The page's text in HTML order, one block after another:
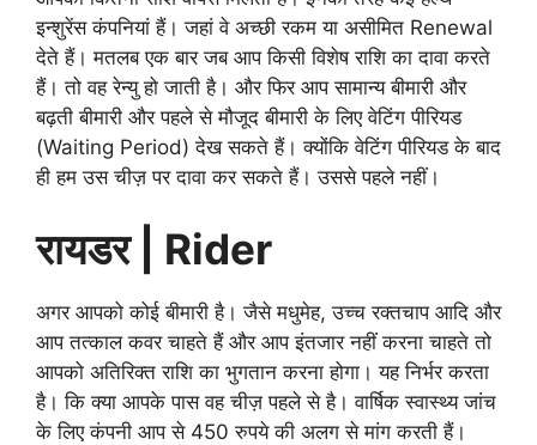
इन्शुरेंस कंपनियां हैं। जहां वे अच्छी रकम या असीमित Renewal
देते हैं। मतलब एक बार जब आप किसी विशेष राशि का दावा करते
हैं। तो वह रेन्यु हो जाती है। और फिर आप सामान्य बीमारी और
बढ़ती बीमारी और पहले से मौजूद बीमारी के लिए वेटिंग पीरियड
(Waiting Period) देख सकते हैं। क्योंकि वेटिंग पीरियड के बाद
ही हम उस चीज़ पर दावा कर सकते हैं। उससे पहले नहीं।
रायडर | Rider
अगर आपको कोई बीमारी है। जैसे मधुमेह, उच्च रक्तचाप आदि और
आप तत्काल कवर चाहते हैं और आप इंतजार नहीं करना चाहते तो
आपको अतिरिक्त राशि का भुगतान करना होगा। यह निर्भर करता
है। कि क्या आपके पास वह चीज़ पहले से है। वार्षिक स्वास्थ्य जांच
के लिए कंपनी आप से 450 रुपये की अलग से मांग करती हैं।